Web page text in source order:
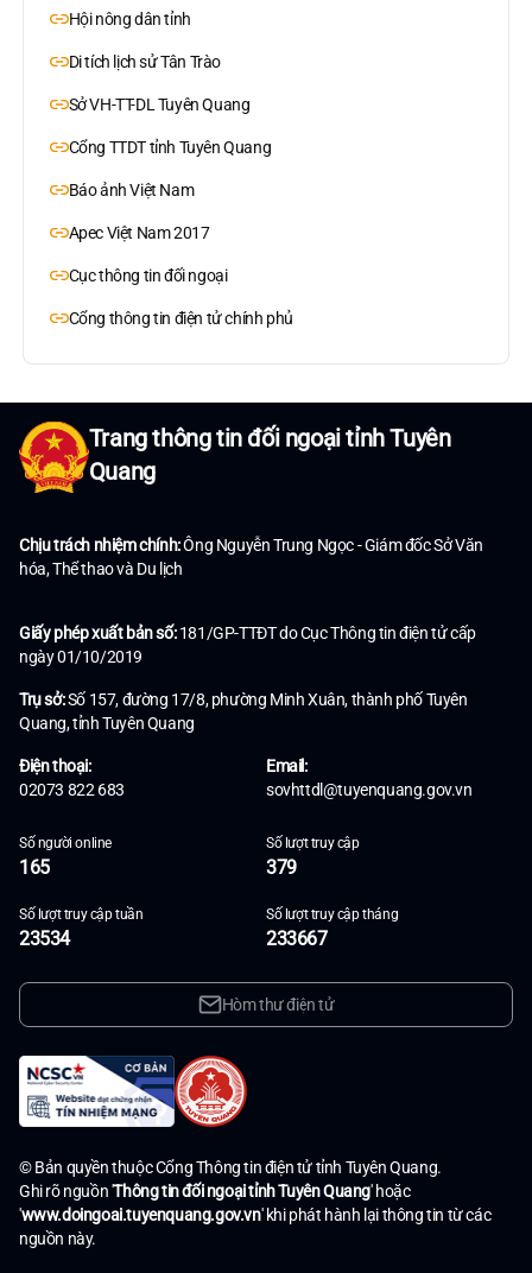
Hội nông dân tỉnh
Di tích lịch sử Tân Trào
Sở VH-TT-DL Tuyên Quang
Cổng TTDT tỉnh Tuyên Quang
Báo ảnh Việt Nam
Apec Việt Nam 2017
Cục thông tin đối ngoại
Cổng thông tin điện tử chính phủ
Trang thông tin đối ngoại tỉnh Tuyên
Quang
Chịu trách nhiệm chính:Ông Nguyễn Trung Ngọc - Giám đốc Sở Văn
hóa, Thể thao và Du lịch
Giấy phép xuất bản số:181/GP-TTĐT do Cục Thông tin điện tử cấp
ngày 01/10/2019
Trụ sở:Số 157, đường 17/8, phường Minh Xuân, thành phố Tuyên
Quang, tỉnh Tuyên Quang
Điện thoại:
02073 822 683
Email:
sovhttdl@tuyenquang.gov.vn
Số người online
165
Số lượt truy cập
379
Số lượt truy cập tuần
23534
Số lượt truy cập tháng
233667
Hòm thư điện tử
© Bản quyền thuộc Cổng Thông tin điện tử tỉnh Tuyên Quang.
Ghi rõ nguồn 'Thông tin đối ngoại tỉnh Tuyên Quang' hoặc
'www.doingoai.tuyenquang.gov.vn' khi phát hành lại thông tin từ các
nguồn này.